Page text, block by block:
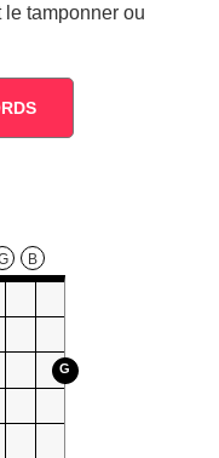
tamponner ou
B
G